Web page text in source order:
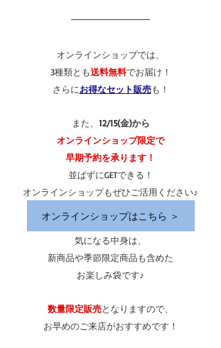
オンラインショップでは、
3種類とも送料無料でお届け！
さらにお得なセット販売も！
また、 12/15(金)から
オンラインショップ限定で
早期予約を承ります！
並ばずにGETできる！
オンラインショップもぜひご活用ください♪
オンラインショップはこちら ＞
気になる中身は、
新商品や季節限定商品も含めた
お楽しみ袋です♪
数量限定販売となりますので、
お早めのご来店がおすすめです！